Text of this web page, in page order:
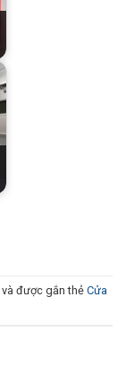
và được gắn thẻ Cửa